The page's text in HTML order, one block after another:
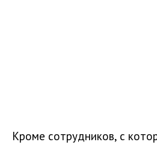
Кроме сотрудников, с